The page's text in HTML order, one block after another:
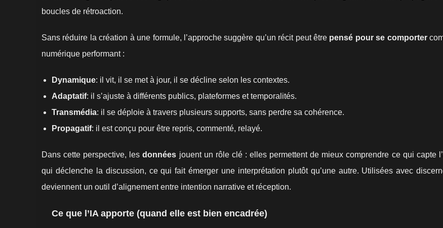
boucles de rétroaction.
Sans réduire la création à une formule, l’approche suggère qu’un récit peut être pensé pour se comporter
numérique performant :
Dynamique: il vit, il se met à jour, il se décline selon les contextes.
Adaptatif: il s’ajuste à différents publics, plateformes et temporalités.
Transmédia: il se déploie à travers plusieurs supports, sans perdre sa cohérence.
Propagatif: il est conçu pour être repris, commenté, relayé.
Dans cette perspective, lesdonnées jouent un rôle clé : elles permettent de mieux comprendre ce qui capte
qui déclenche la discussion, ce qui fait émerger une interprétation plutôt qu’une autre. Utilisées avec
deviennent un outil d’alignement entre intention narrative et réception.
Ce que l’IA apporte (quand elle est bien encadrée)